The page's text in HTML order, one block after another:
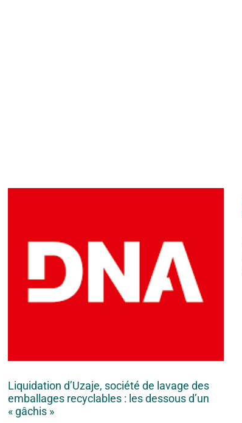
Liquidation d’Uzaje, société de lavage des
emballages recyclables : les dessous d’un
« gâchis »